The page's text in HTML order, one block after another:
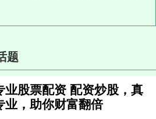
题
业股票配资 配资炒股，真
业，助你财富翻倍